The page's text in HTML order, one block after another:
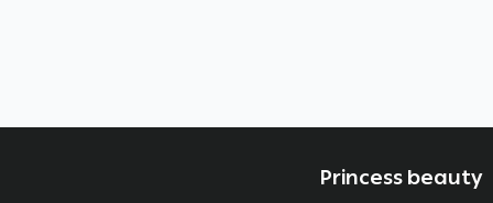
Princess beauty